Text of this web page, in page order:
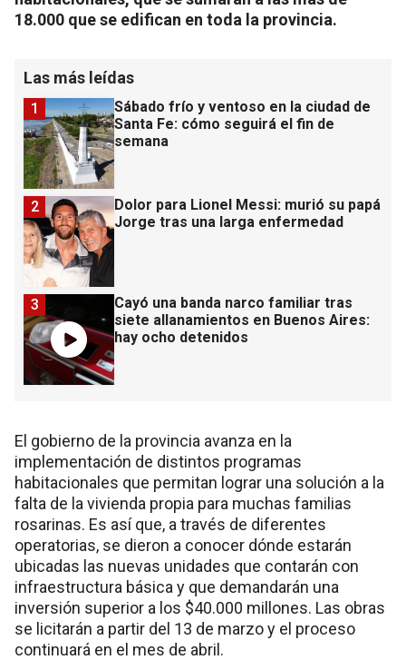
18.000 que se edifican en toda la provincia.
Las más leídas
Sábado frío y ventoso en la ciudad de
Santa Fe: cómo seguirá el fin de
semana
1
Dolor para Lionel Messi: murió su papá
Jorge tras una larga enfermedad
2
Cayó una banda narco familiar tras
siete allanamientos en Buenos Aires:
hay ocho detenidos
3
El gobierno de la provincia avanza en la
implementación de distintos programas
habitacionales que permitan lograr una solución a la
falta de la vivienda propia para muchas familias
rosarinas. Es así que, a través de diferentes
operatorias, se dieron a conocer dónde estarán
ubicadas las nuevas unidades que contarán con
infraestructura básica y que demandarán una
inversión superior a los $40.000 millones. Las obras
se licitarán a partir del 13 de marzo y el proceso
continuará en el mes de abril.